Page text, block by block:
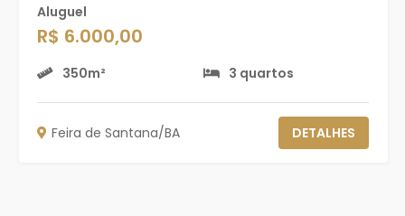
Aluguel
R$ 6.000,00
350m² 3 quartos
Feira de Santana/BA DETALHES